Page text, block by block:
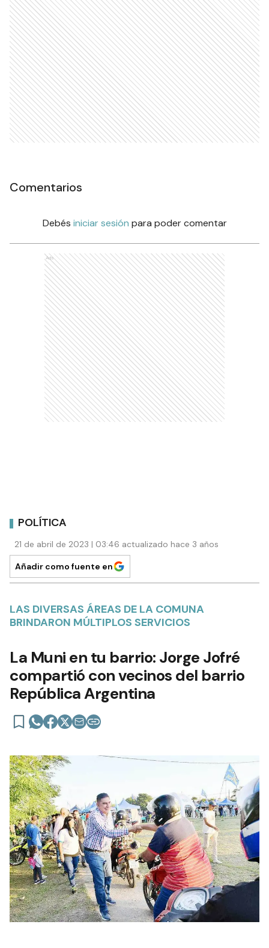
Comentarios
Debés iniciar sesión para poder comentar
Ads
POLÍTICA
21 de abril de 2023 | 03:46 actualizado hace 3 años
Añadir como fuente en
LAS DIVERSAS ÁREAS DE LA COMUNA
BRINDARON MÚLTIPLOS SERVICIOS
La Muni en tu barrio: Jorge Jofré
compartió con vecinos del barrio
República Argentina